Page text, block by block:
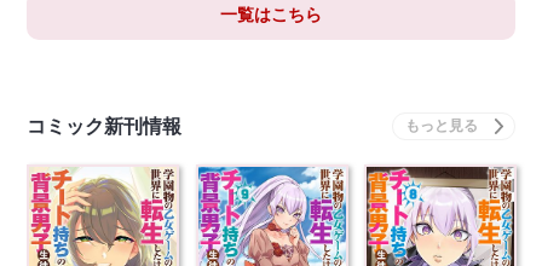
一覧はこちら
コミック新刊情報